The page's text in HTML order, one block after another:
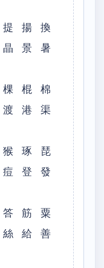
揚 換
景 暑
棍 棉
港 渠
琢 琵
登 發
筋 粟
給 善